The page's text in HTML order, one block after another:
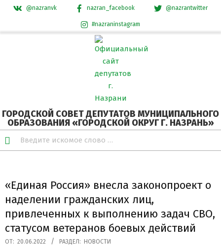
@nazranvk nazran_facebook @nazrantwitter
#nazraninstagram
ГОРОДСКОЙ СОВЕТ ДЕПУТАТОВ МУНИЦИПАЛЬНОГО
ОБРАЗОВАНИЯ «ГОРОДСКОЙ ОКРУГ Г. НАЗРАНЬ»
«Единая Россия» внесла законопроект о
наделении гражданских лиц,
привлеченных к выполнению задач СВО,
статусом ветеранов боевых действий
ОТ: 20.06.2022 РАЗДЕЛ: НОВОСТИ